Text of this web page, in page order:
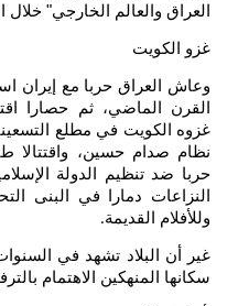
خلال العقود الأربعة
مع إيران استمرت ثماني
ثم حصارا اقتصاديا فرضته
في البنى التحتية وفسادا
في السنوات الأخيرة استقرارا
الاهتمام بالترفيه والثقافة